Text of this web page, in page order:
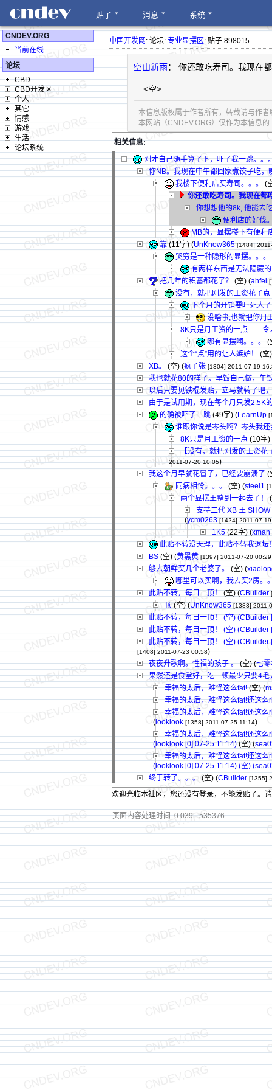
贴子 消息 系统
CNDEV.ORG
当前在线
论坛
CBD
CBD开发区
个人
其它
情感
游戏
生活
论坛系统
中国开发网: 论坛:专业显摆区: 贴子 898015
空山新雨： 你还敢吃寿司。我现在
<空>
本信息版权属于作者所有，转载请与作
本网站（CNDEV.ORG）仅作为本信息
相关信息:
刚才自己随手算了下，吓了我一跳。。
你NB。我现在中午都回家煮饺子吃，
我楼下便利店买寿司。。。
(
你还敢吃寿司。我现在都
你想想他的8k, 他能去
便利店的好伐
MB的，显摆楼下有便利
靠 (11字)(UnKnow365 [1484]
哭穷是一种隐形的显摆。。。
有两样东西是无法隐藏
把几年的积蓄都花了？(空) (ahfei
没有，就把刚发的工资花了点
下个月的开销要吓死人
没啥事,也就把你月
8K只是月工资的一点——令
哪有显摆啊。。。(
这个“点”用的让人嫉妒！(空
XB。
(空) (疯子张 [1304] 2011-07-19
我也就花80的样子。早饭自己做，午
以后只要见铁棍发贴，立马就转了吧
由于是试用期，现在每个月只发2.5K
的确被吓了一跳 (49字)(LearnUp
谁跟你说是零头啊？零头我
8K只是月工资的一点 (10字)
【没有，就把刚发的工资花
2011-07-20 10:05)
我这个月早就花冒了，已经要崩溃了 (
同病相怜。。。(空) (steel1
两个显摆王整到一起去了！(
支持二代 XB 王
(ycm0263 [1424] 2011-07-
1K5 (22字)(xman
此贴不转没天理，此贴不转我退坛
BS(空) (黄黑黄 [1397] 2011-07-20 00:29
够去朝鲜买几个老婆了。(空) (
哪里可以买啊，我去买2房。
此贴不转，每日一顶！(空) (CBuilder
顶(空) (UnKnow365 [1383] 2011-
此贴不转，每日一顶！ (空) (CBuilder
此贴不转，每日一顶！ (空)
此贴不转，每日一顶！ (空)
[1408] 2011-07-23 00:58)
夜夜升歌啊。性福的孩子 。(空) (七
果然还是食堂好，吃一顿最少只要4
幸福的太后，难怪这么fat!(空) (
幸福的太后，难怪这么fat!还这
幸福的太后，难怪这么fat!还这
(looklook [1358] 2011-07-25 11:14)
幸福的太后，难怪这么fat!还这
(looklook [0] 07-25 11:14)(空) (
幸福的太后，难怪这么fat!还这
(looklook [0] 07-25 11:14) (空)
终于转了。。。(空) (CBuilder [1355]
欢迎光临本社区，您还没有登录，不能发贴子。
页面内容处理时间: 0.039 - 535376